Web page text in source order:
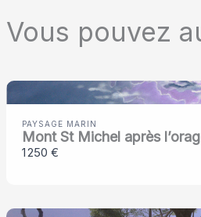
Vous pouvez
PAYSAGE MARIN
Mont St Michel après
1 250 €